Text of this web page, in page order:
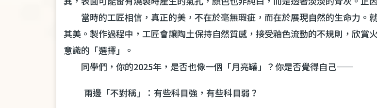
當時的工匠相信，真正的美，不在於毫無瑕疵，而在於展現自然的生命力。
其美。製作過程中，工匠會讓陶土保持自然質感，接受釉色流動的不規則，欣
意識的「選擇」。
同學們，你的2025年，是否也像一個「月亮罐」？你是否覺得自己——
兩邊「不對稱」：有些科目強，有些科目弱？